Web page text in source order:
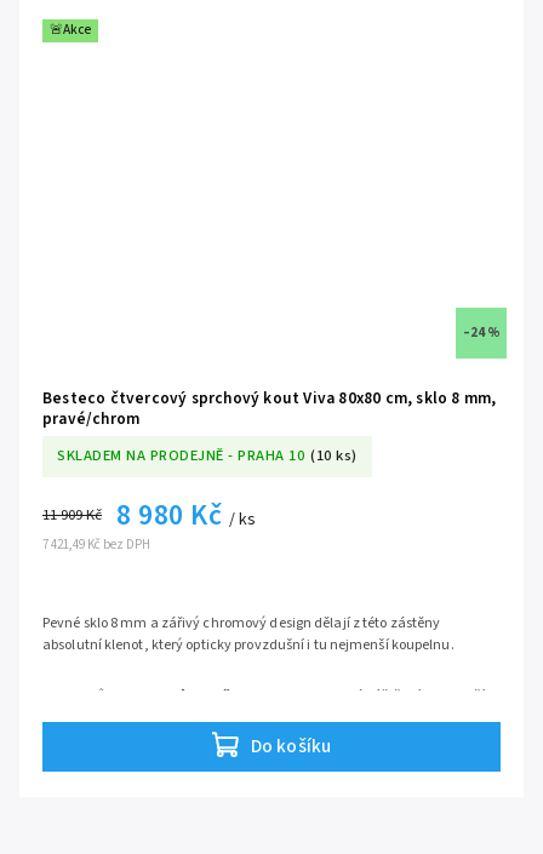
🛡️
drží kout
🚨Akce
–24 %
Besteco čtvercový sprchový kout Viva 80x80 cm, sklo 8 mm,
pravé/chrom
SKLADEM NA PRODEJNĚ - PRAHA 10 (10 ks)
7 421,49 Kč bez DPH
11 909 Kč 8 980 Kč / ks
Do košíku
Pevné sklo 8 mm a zářivý chromový design dělají z této zástěny
absolutní klenot, který opticky provzdušní i tu nejmenší koupelnu.
📏 Kompaktní rozměr 80x80x190 cm:
Ideální řešení pro menší
panelákové koupelny. Poskytujedostatek prostoru pro
každodenní mytí, ale šetří každý drahocenný centimetr